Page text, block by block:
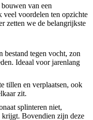
van een
voordelen ten opzichte
zetten we de belangrijkste
bestand tegen vocht, zon
Ideaal voor jarenlang
tillen en verplaatsen, ook
zit.
splinteren niet,
krijgt. Bovendien zijn deze